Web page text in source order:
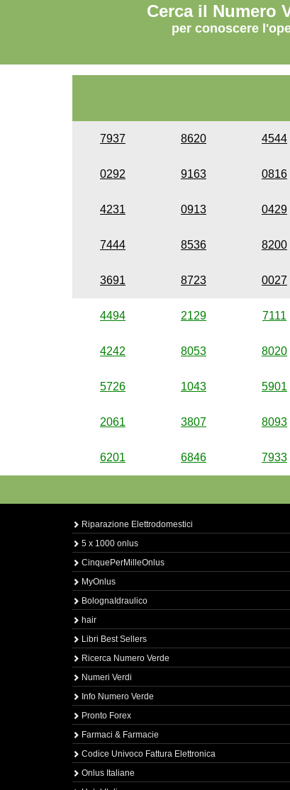
Cerca il Numero
per conoscere
7937 8620 4544
0292 9163 0816
4231 0913 0429
7444 8536 8200
3691 8723 0027
4494 2129 7111
4242 8053 8020
5726 1043 5901
2061 3807 8093
6201 6846 7933
Riparazione Elettrodomestici
5 x 1000 onlus
CinquePerMilleOnlus
MyOnlus
BolognaIdraulico
hair
Libri Best Sellers
Ricerca Numero Verde
Numeri Verdi
Info Numero Verde
Pronto Forex
Farmaci & Farmacie
Codice Univoco Fattura Elettronica
Onlus Italiane